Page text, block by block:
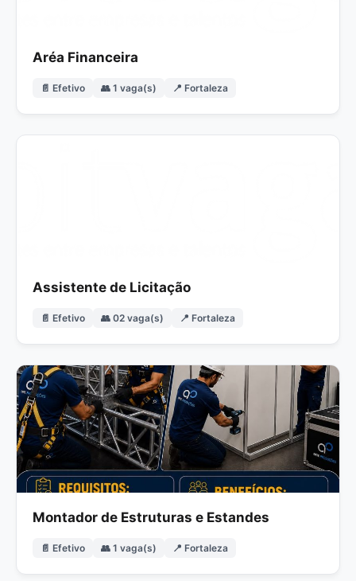
Aréa Financeira
📄 Efetivo 👥 1 vaga(s) 📍 Fortaleza
Assistente de Licitação
📄 Efetivo 👥 02 vaga(s) 📍 Fortaleza
Montador de Estruturas e Estandes
📄 Efetivo 👥 1 vaga(s) 📍 Fortaleza